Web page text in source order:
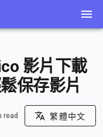
影片下載
保存影片
read 繁體中文